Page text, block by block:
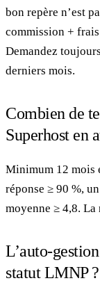
bon repère n’est
commission +
Demandez
derniers mois.
Combien de
Superhost en
Minimum 12 mois
réponse ≥ 90 %,
moyenne ≥ 4,8.
L’auto-
statut LMNP ?